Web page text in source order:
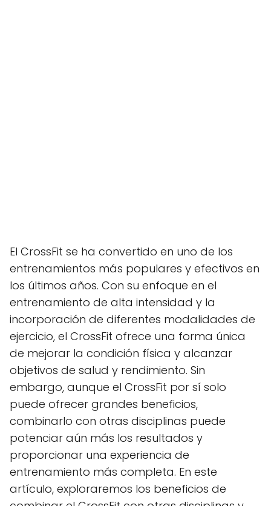
El CrossFit se ha convertido en uno de los
entrenamientos más populares y efectivos en
los últimos años. Con su enfoque en el
entrenamiento de alta intensidad y la
incorporación de diferentes modalidades de
ejercicio, el CrossFit ofrece una forma única
de mejorar la condición física y alcanzar
objetivos de salud y rendimiento. Sin
embargo, aunque el CrossFit por sí solo
puede ofrecer grandes beneficios,
combinarlo con otras disciplinas puede
potenciar aún más los resultados y
proporcionar una experiencia de
entrenamiento más completa. En este
artículo, exploraremos los beneficios de